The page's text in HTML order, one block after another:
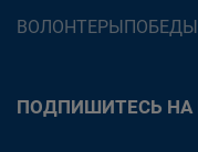
ПОДПИШИТЕСЬ НА